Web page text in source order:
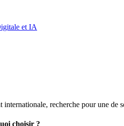
et IA
internationale, recherche pour une de
choisir ?